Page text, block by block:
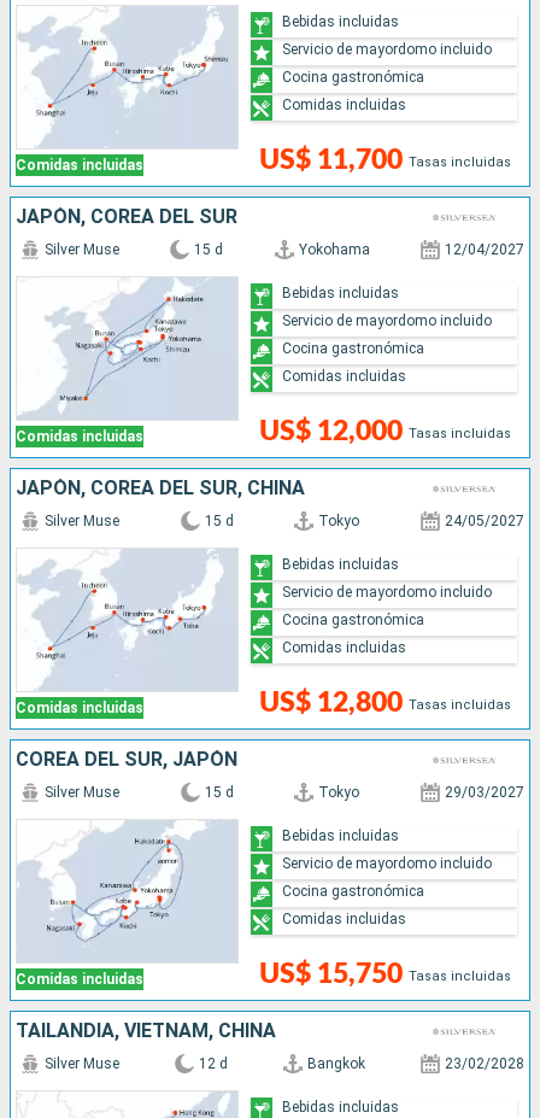
Comidas incluidas US$ 11,700 Tasas incluidas
Bebidas incluidas
Servicio de mayordomo incluido
Cocina gastronómica
Comidas incluidas
JAPÓN, COREA DEL SUR
Comidas incluidas
Silver Muse 15 d Yokohama 12/04/2027
US$ 12,000 Tasas incluidas
Bebidas incluidas
Servicio de mayordomo incluido
Cocina gastronómica
Comidas incluidas
JAPÓN, COREA DEL SUR, CHINA
Comidas incluidas
Silver Muse 15 d Tokyo 24/05/2027
US$ 12,800 Tasas incluidas
Bebidas incluidas
Servicio de mayordomo incluido
Cocina gastronómica
Comidas incluidas
COREA DEL SUR, JAPÓN
Comidas incluidas
Silver Muse 15 d Tokyo 29/03/2027
US$ 15,750 Tasas incluidas
Bebidas incluidas
Servicio de mayordomo incluido
Cocina gastronómica
Comidas incluidas
TAILANDIA, VIETNAM, CHINA
Silver Muse 12 d Bangkok 23/02/2028
Bebidas incluidas